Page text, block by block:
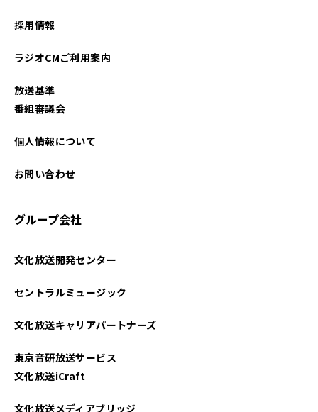
採用情報
ラジオCMご利用案内
放送基準
番組審議会
個人情報について
お問い合わせ
グループ会社
文化放送開発センター
セントラルミュージック
文化放送キャリアパートナーズ
東京音研放送サービス
文化放送iCraft
文化放送メディアブリッジ